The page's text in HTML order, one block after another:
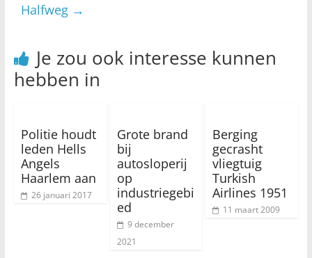
Halfweg →
Je zou ook interesse kunnen
hebben in
Politie houdt
leden Hells
Angels
Haarlem aan
26 januari 2017
Grote brand
bij
autosloperij
op
industriegebi
ed
9 december
2021
Berging
gecrasht
vliegtuig
Turkish
Airlines 1951
11 maart 2009